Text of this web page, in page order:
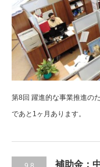
第8回 躍進的な事業推進の
であと1ヶ月あります。
補助金：